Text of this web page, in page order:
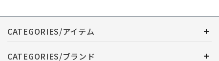
CATEGORIES/アイテム
CATEGORIES/ブランド